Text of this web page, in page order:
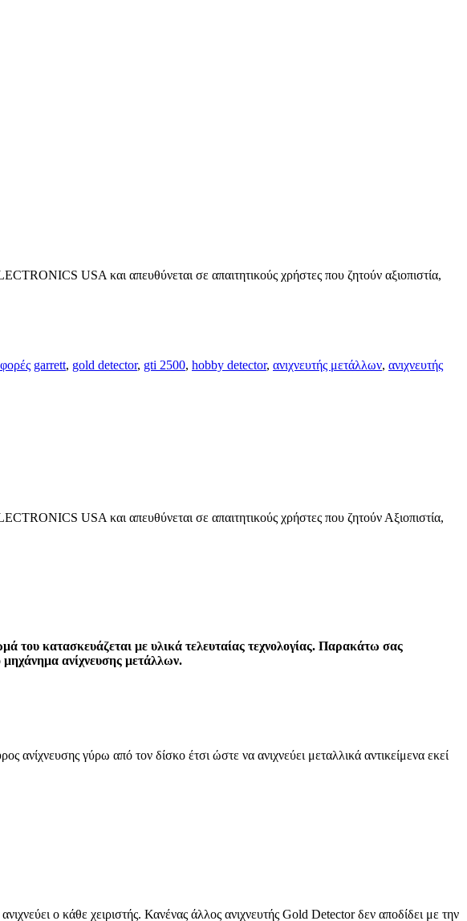
USA και απευθύνεται σε απαιτητικούς χρήστες που ζητούν αξιοπιστία,
garrett, gold detector, gti 2500, hobby detector, ανιχνευτής μετάλλων, ανιχνευτής
USA και απευθύνεται σε απαιτητικούς χρήστες που ζητούν Αξιοπιστία,
του κατασκευάζεται με υλικά τελευταίας τεχνολογίας. Παρακάτω σας
ανίχνευσης μετάλλων.
ανίχνευσης γύρω από τον δίσκο έτσι ώστε να ανιχνεύει μεταλλικά αντικείμενα εκεί
ο κάθε χειριστής. Κανένας άλλος ανιχνευτής Gold Detector δεν αποδίδει με την